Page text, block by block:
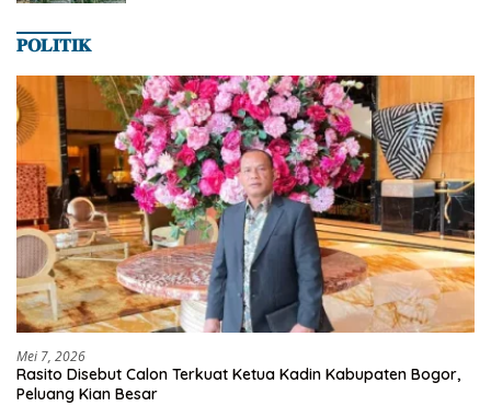
𝐏𝐎𝐋𝐈𝐓𝐈𝐊
Mei 7, 2026
Rasito Disebut Calon Terkuat Ketua Kadin Kabupaten Bogor,
Peluang Kian Besar